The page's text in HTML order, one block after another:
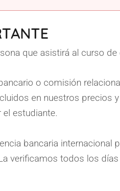
que asistirá al curso de
o comisión
en nuestros precios
estudiante.
bancaria internacional
verificamos todos los